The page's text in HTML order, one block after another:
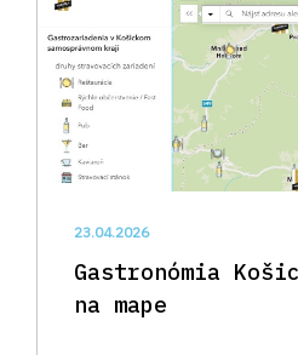
23.04.2026
Gastronómia
na mape